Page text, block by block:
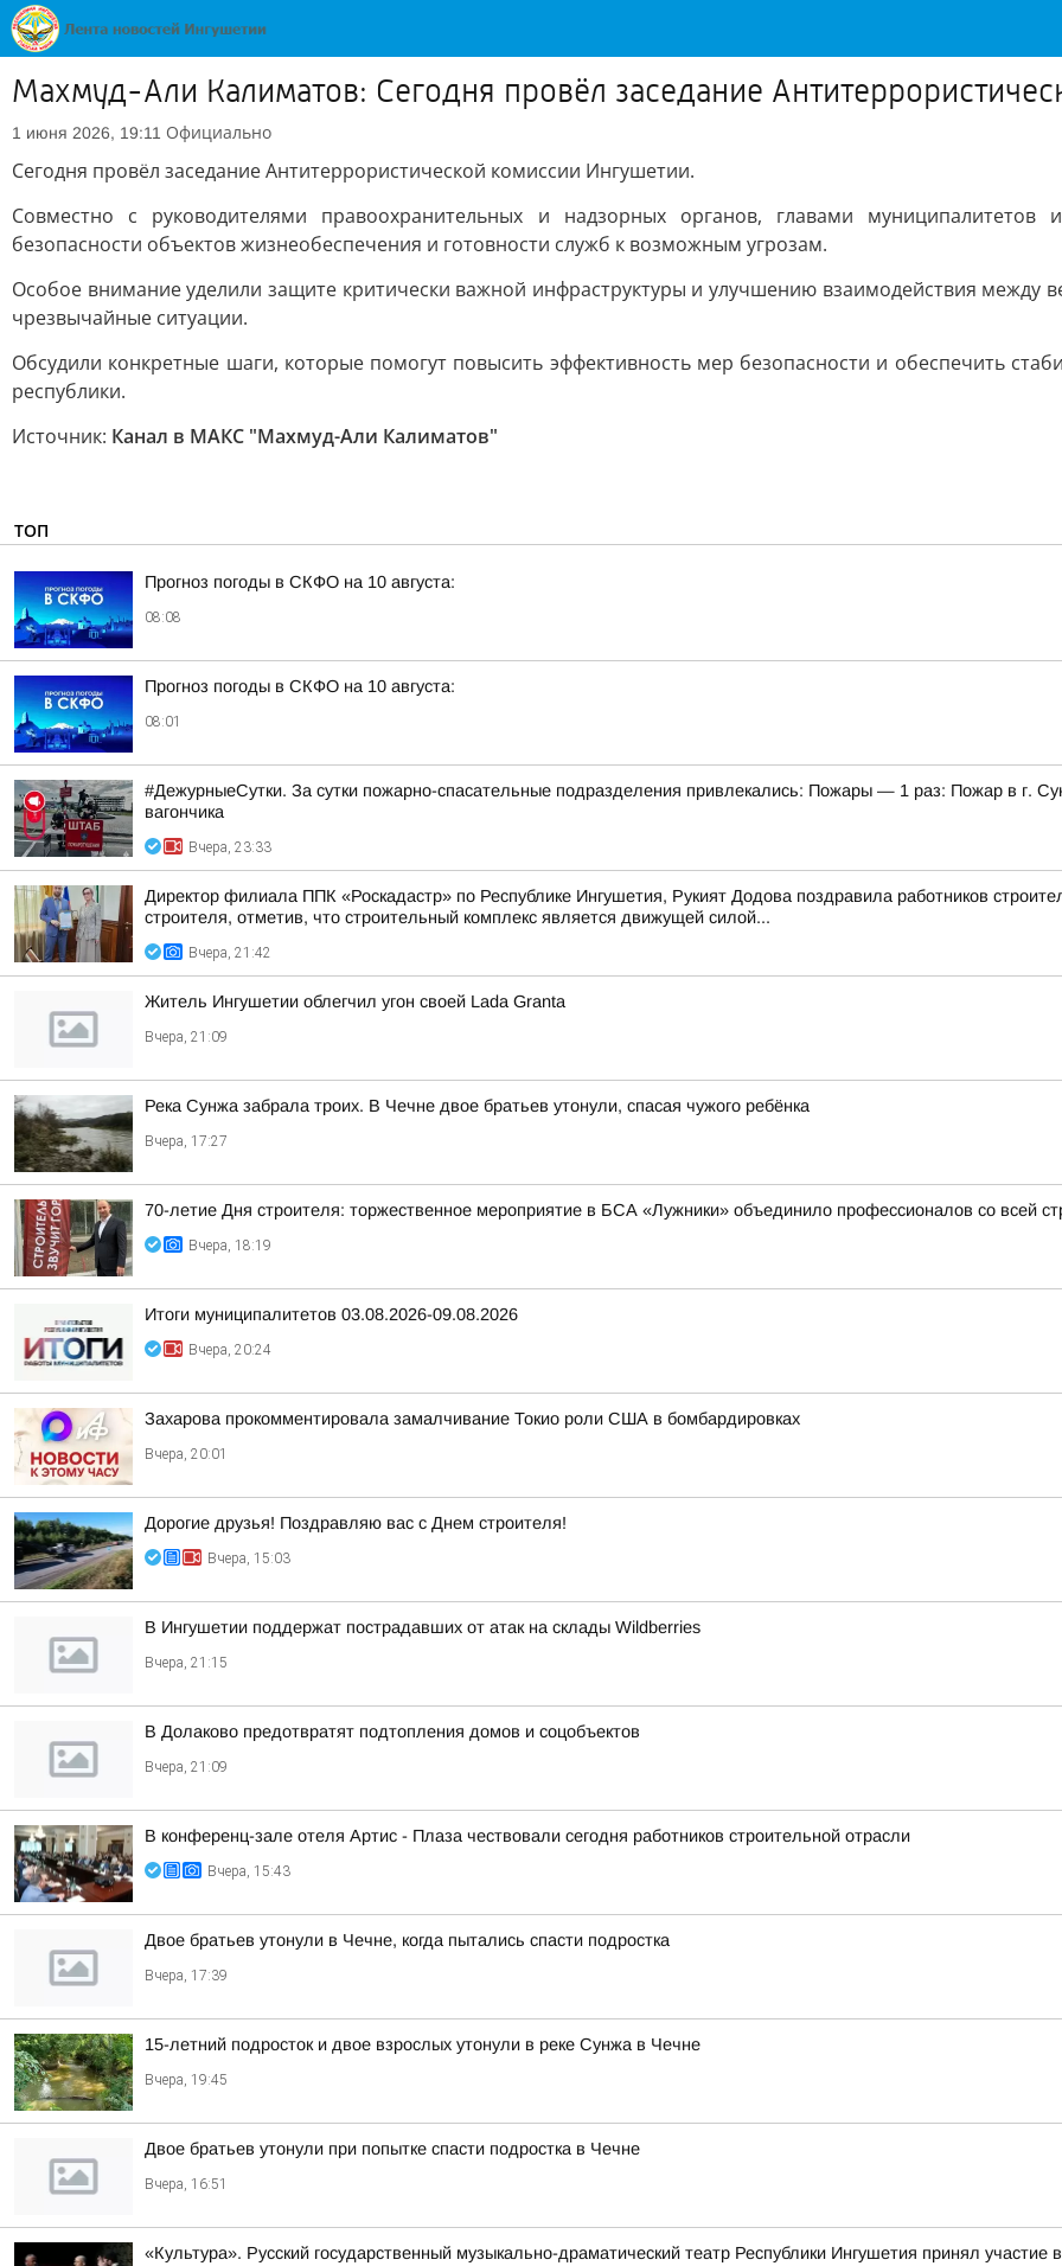
Махмуд-Али Калиматов: Сегодня провёл заседание
1 июня 2026, 19:11 Официально
Сегодня провёл заседание Антитеррористической комиссии Ингушетии.
Совместно с руководителями правоохранительных и надзорных органов, главами
безопасности объектов жизнеобеспечения и готовности служб к возможным угрозам.
Особое внимание уделили защите критически важной инфраструктуры и улучшению взаимодействия между
чрезвычайные ситуации.
Обсудили конкретные шаги, которые помогут повысить эффективность мер безопасности и обеспечить
республики.
Источник: Канал в МАКС "Махмуд-Али Калиматов"
ТОП
Прогноз погоды в СКФО на 10 августа:
08:08
Прогноз погоды в СКФО на 10 августа:
08:01
#ДежурныеСутки. За сутки пожарно-спасательные подразделения привлекались: Пожары — 1 раз: Пожар в г.
вагончика
Вчера, 23:33
Директор филиала ППК «Роскадастр» по Республике Ингушетия, Рукият Додова поздравила работников
строителя, отметив, что строительный комплекс является движущей силой...
Вчера, 21:42
Житель Ингушетии облегчил угон своей Lada Granta
Вчера, 21:09
Река Сунжа забрала троих. В Чечне двое братьев утонули, спасая чужого ребёнка
Вчера, 17:27
70-летие Дня строителя: торжественное мероприятие в БСА «Лужники» объединило профессионалов со всей
Вчера, 18:19
Итоги муниципалитетов 03.08.2026-09.08.2026
Вчера, 20:24
Захарова прокомментировала замалчивание Токио роли США в бомбардировках
Вчера, 20:01
Дорогие друзья! Поздравляю вас с Днем строителя!
Вчера, 15:03
В Ингушетии поддержат пострадавших от атак на склады Wildberries
Вчера, 21:15
В Долаково предотвратят подтопления домов и соцобъектов
Вчера, 21:09
В конференц-зале отеля Артис - Плаза чествовали сегодня работников строительной отрасли
Вчера, 15:43
Двое братьев утонули в Чечне, когда пытались спасти подростка
Вчера, 17:39
15-летний подросток и двое взрослых утонули в реке Сунжа в Чечне
Вчера, 19:45
Двое братьев утонули при попытке спасти подростка в Чечне
Вчера, 16:51
«Культура». Русский государственный музыкально-драматический театр Республики Ингушетия принял